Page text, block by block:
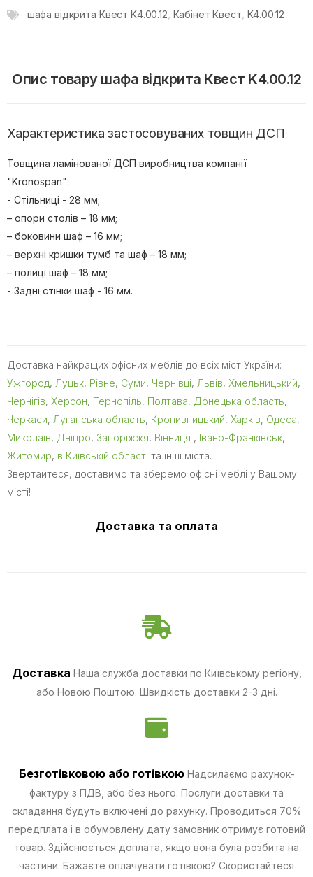
шафа відкрита Квест K4.00.12 Кабінет Квест K4.00.12
Опис товару шафа відкрита Квест K4.00.12
Характеристика застосовуваних товщин ДСП
Товщина ламінованої ДСП виробництва компанії
"Kronospan":
- Стільниці - 28 мм;
– опори столів – 18 мм;
– боковини шаф – 16 мм;
– верхні кришки тумб та шаф – 18 мм;
– полиці шаф – 18 мм;
- Задні стінки шаф - 16 мм.
Доставка найкращих офісних меблів до всіх міст України:
Ужгород, Луцьк, Рівне, Суми, Чернівці, Львів, Хмельницький,
Чернігів, Херсон, Тернопіль, Полтава, Донецька область,
Черкаси, Луганська область, Кропивницький, Харків, Одеса,
Миколаїв, Дніпро, Запоріжжя, Вінниця , Івано-Франківськ,
Житомир, в Київській області та інші міста.
Звертайтеся, доставимо та зберемо офісні меблі у Вашому
місті!
Доставка та оплата
Доставка Наша служба доставки по Київському регіону,
або Новою Поштою. Швидкість доставки 2-3 дні.
Безготівковою або готівкою Надсилаємо рахунок-
фактуру з ПДВ, або без нього. Послуги доставки та
складання будуть включені до рахунку. Проводиться 70%
передплата і в обумовлену дату замовник отримує готовий
товар. Здійснюється доплата, якщо вона була розбита на
частини. Бажаєте оплачувати готівкою? Скористайтеся